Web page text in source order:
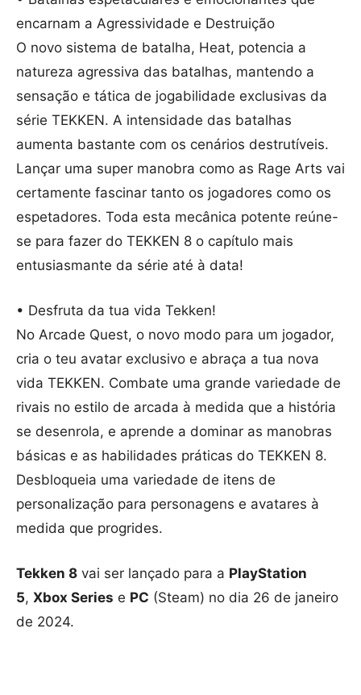
encarnam a Agressividade e Destruição
O novo sistema de batalha, Heat, potencia a
natureza agressiva das batalhas, mantendo a
sensação e tática de jogabilidade exclusivas da
série TEKKEN. A intensidade das batalhas
aumenta bastante com os cenários destrutíveis.
Lançar uma super manobra como as Rage Arts vai
certamente fascinar tanto os jogadores como os
espetadores. Toda esta mecânica potente reúne-
se para fazer do TEKKEN 8 o capítulo mais
entusiasmante da série até à data!
• Desfruta da tua vida Tekken!
No Arcade Quest, o novo modo para um jogador,
cria o teu avatar exclusivo e abraça a tua nova
vida TEKKEN. Combate uma grande variedade de
rivais no estilo de arcada à medida que a história
se desenrola, e aprende a dominar as manobras
básicas e as habilidades práticas do TEKKEN 8.
Desbloqueia uma variedade de itens de
personalização para personagens e avatares à
medida que progrides.
Tekken 8 vai ser lançado para a PlayStation
5, Xbox Series e PC (Steam) no dia 26 de janeiro
de 2024.